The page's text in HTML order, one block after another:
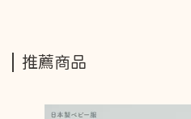
推薦商品